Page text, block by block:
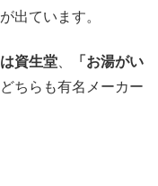
出ています。
資生堂
「お湯がい
どちらも有名メーカー